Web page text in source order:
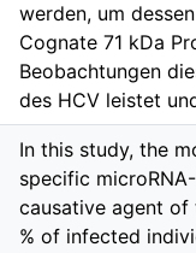
werden, um
Cognate 71 kDa
Beobachtungen
des HCV leistet
In this study, the
specific
causative agent
% of infected